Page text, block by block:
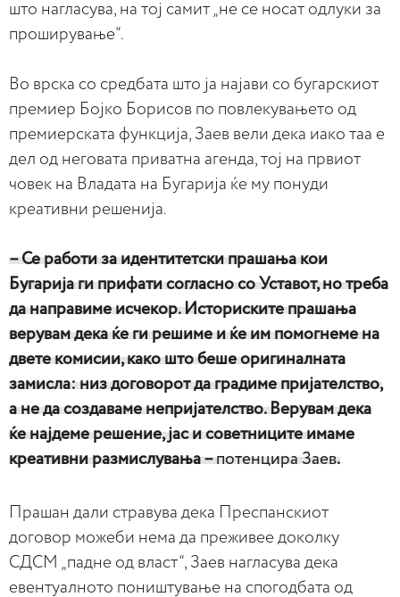
што нагласува, на тој самит „не се носат одлуки за
проширување“.
Во врска со средбата што ја најави со бугарскиот
премиер Бојко Борисов по повлекувањето од
премиерската функција, Заев вели дека иако таа е
дел од неговата приватна агенда, тој на првиот
човек на Владата на Бугарија ќе му понуди
креативни решенија.
– Се работи за идентитетски прашања кои
Бугарија ги прифати согласно со Уставот, но треба
да направиме исчекор. Историските прашања
верувам дека ќе ги решиме и ќе им помогнеме на
двете комисии, како што беше оригиналната
замисла: низ договорот да градиме пријателство,
а не да создаваме непријателство. Верувам дека
ќе најдеме решение, јас и советниците имаме
креативни размислувања –потенцира Заев.
Прашан дали стравува дека Преспанскиот
договор можеби нема да преживее доколку
СДСМ „падне од власт“, Заев нагласува дека
евентуалното поништување на спогодбата од